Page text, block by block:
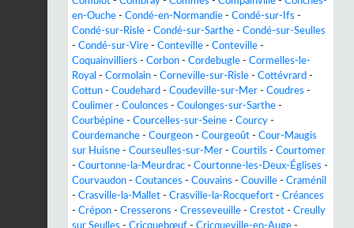
en-Ouche - Condé-en-Normandie - Condé-sur-Ifs -
Condé-sur-Risle - Condé-sur-Sarthe - Condé-sur-Seulles
- Condé-sur-Vire - Conteville - Conteville -
Coquainvilliers - Corbon - Cordebugle - Cormelles-le-
Royal - Cormolain - Corneville-sur-Risle - Cottévrard -
Cottun - Coudehard - Coudeville-sur-Mer - Coudres -
Coulimer - Coulonces - Coulonges-sur-Sarthe -
Courbépine - Courcelles-sur-Seine - Courcy -
Courdemanche - Courgeon - Courgeoût - Cour-Maugis
sur Huisne - Courseulles-sur-Mer - Courtils - Courtomer
- Courtonne-la-Meurdrac - Courtonne-les-Deux-Églises -
Courvaudon - Coutances - Couvains - Couville - Craménil
- Crasville-la-Mallet - Crasville-la-Rocquefort - Créances
- Crépon - Cresserons - Cresseveuille - Crestot - Creully
sur Seulles - Cricquebœuf - Cricqueville-en-Auge -